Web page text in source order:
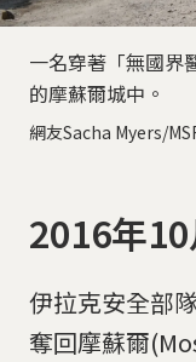
一名穿著「無國界
的摩蘇爾城中。
網友Sacha Myers/
2016年10
伊拉克安全部
奪回摩蘇爾